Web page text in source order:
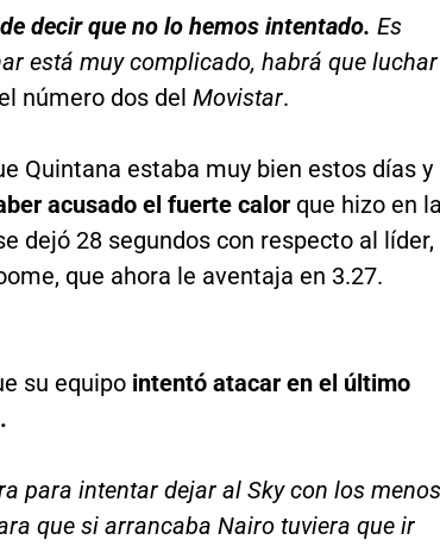
decir que no lo hemos intentado. Es
está muy complicado, habrá que luchar
número dos del Movistar.
Quintana estaba muy bien estos días y
acusado el fuerte calorque hizo en
dejó 28 segundos con respecto al líder,
que ahora le aventaja en 3.27.
su equipo intentó atacar en el último
para intentar dejar al Sky con los menos
que si arrancaba Nairo tuviera que ir